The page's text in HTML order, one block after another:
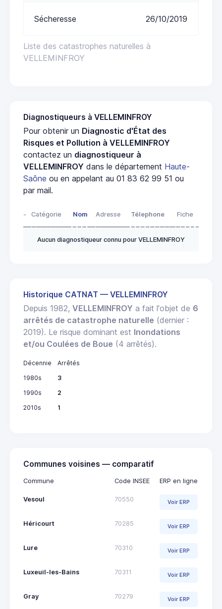
Liste des catastrophes naturelles à
VELLEMINFROY
Sécheresse 26/10/2019
Diagnostiqueurs à VELLEMINFROY
Pour obtenir un Diagnostic d'État des
Risques et Pollution à VELLEMINFROY
contactez un diagnostiqueur à
VELLEMINFROY dans le département Haute-
Saône ou en appelant au 01 83 62 99 51 ou
par mail.
- Catégorie Nom Adresse Télephone Fiche
Aucun diagnostiqueur connu pour VELLEMINFROY
Historique CATNAT — VELLEMINFROY
Depuis 1982, VELLEMINFROY a fait l'objet de 6
arrêtés de catastrophe naturelle (dernier :
2019). Le risque dominant est Inondations
et/ou Coulées de Boue (4 arrêtés).
Décennie
Arrêtés
1980s
3
1990s
2
2010s
1
Communes voisines — comparatif
Commune Code INSEE ERP en ligne
Vesoul 70550 Voir ERP
Héricourt 70285 Voir ERP
Lure 70310 Voir ERP
Luxeuil-les-Bains 70311 Voir ERP
Gray 70279 Voir ERP